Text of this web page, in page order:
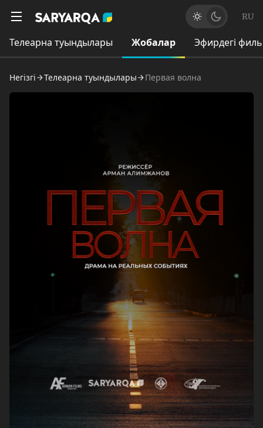
RU
Телеарна туындылары Жобалар Эфирдегі
Негізгі Телеарна туындылары Первая волна